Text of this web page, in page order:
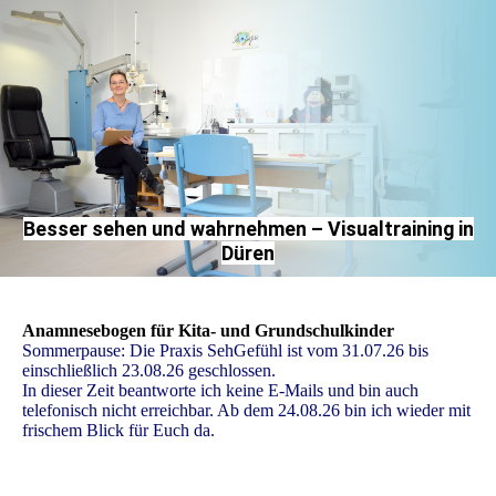
Besser sehen und wahrnehmen – Visualtraining in
Düren
Anamnesebogen für Kita- und Grundschulkinder
Sommerpause: Die Praxis SehGefühl ist vom 31.07.26 bis
einschließlich 23.08.26 geschlossen.
In dieser Zeit beantworte ich keine E-Mails und bin auch
telefonisch nicht erreichbar. Ab dem 24.08.26 bin ich wieder mit
frischem Blick für Euch da.